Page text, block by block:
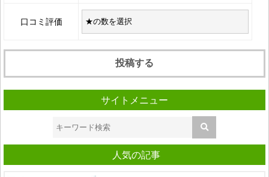
口コミ評価
サイトメニュー
人気の記事